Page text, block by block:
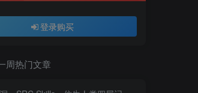
登录购买
周热门文章